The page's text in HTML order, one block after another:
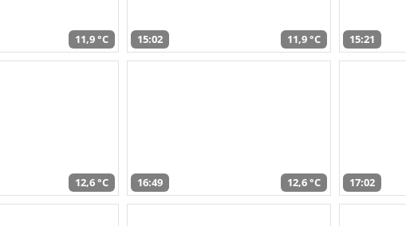
11,9 °C 15:02 11,9 °C 15:21
12,6 °C 16:49 12,6 °C 17:02